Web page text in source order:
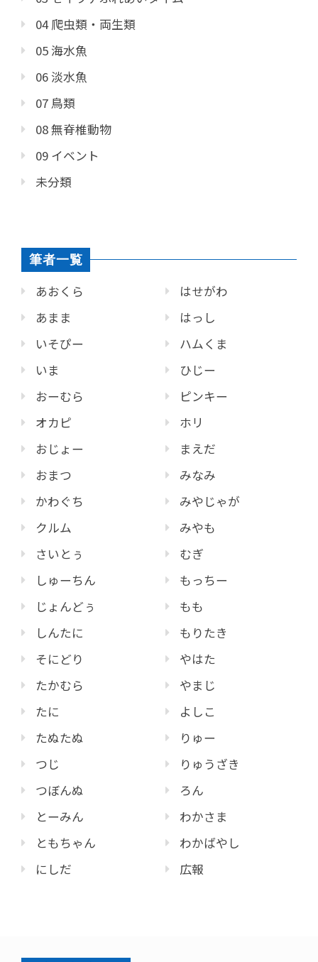
04 爬虫類・両生類
05 海水魚
06 淡水魚
07 鳥類
08 無脊椎動物
09 イベント
未分類
筆者一覧
あおくら
あまま
いそぴー
いま
おーむら
オカピ
おじょー
おまつ
かわぐち
クルム
さいとぅ
しゅーちん
じょんどぅ
しんたに
そにどり
たかむら
たに
たぬたぬ
つじ
つぼんぬ
とーみん
ともちゃん
にしだ
はせがわ
はっし
ハムくま
ひじー
ピンキー
ホリ
まえだ
みなみ
みやじゃが
みやも
むぎ
もっちー
もも
もりたき
やはた
やまじ
よしこ
りゅー
りゅうざき
ろん
わかさま
わかばやし
広報